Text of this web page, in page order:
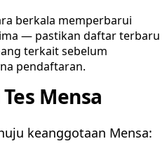
berkala memperbarui
— pastikan daftar terbaru
terkait sebelum
pendaftaran.
Mensa
keanggotaan Mensa: